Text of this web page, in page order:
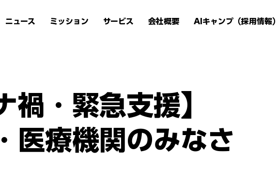
ニュース ミッション サービス 会社概要 AIキャンプ（採用情報）
禍・緊急支援】
医療機関のみなさ